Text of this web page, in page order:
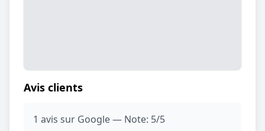
Avis clients
1 avis sur Google — Note: 5/5